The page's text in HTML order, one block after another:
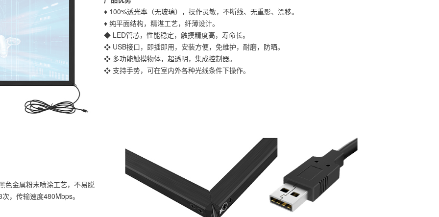
♦ 100%透光率（无玻璃），操作灵敏，不断线、无重影、漂移。
♦ 纯平面结构，精湛工艺，纤薄设计。
◆ LED管芯，性能稳定，触摸精度高，寿命长。
❖ USB接口，即插即用，安装方便，免维护，耐磨，防晒。
❖ 多功能触摸物体，超透明，集成控制器。
❖ 支持手势，可在室内外各种光线条件下操作。
色金属粉末喷涂工艺，不易脱
，传输速度480Mbps。